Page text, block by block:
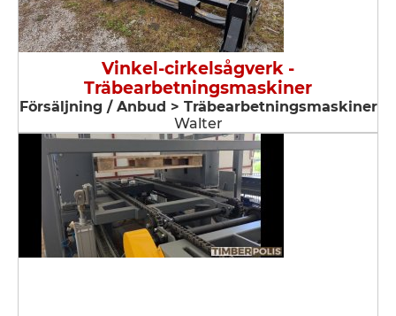
Vinkel-cirkelsågverk -
Träbearbetningsmaskiner
Försäljning / Anbud > Träbearbetningsmaskiner
Walter